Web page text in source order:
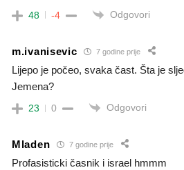
48 -4 Odgovori
m.ivanisevic 7 godine prije
Lijepo je počeo, svaka čast. Šta je
Jemena?
23 0 Odgovori
Mladen 7 godine prije
Profasisticki časnik i israel hmmm